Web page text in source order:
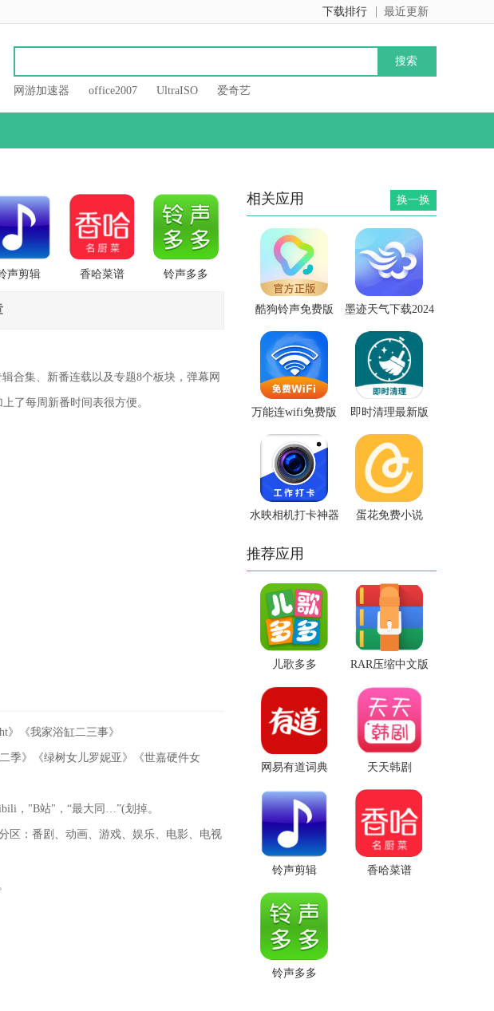
最近更新
下载排行
网游加速器 office2007 UltraISO 爱奇艺
声剪辑 香哈菜谱 铃声多多
合集、新番连载以及专题8个板块，弹幕网
了每周新番时间表很方便。
》《我家浴缸二三事》
季》《绿树女儿罗妮亚》《世嘉硬件女
，"B站"，“最大同…”(划掉。
区：番剧、动画、游戏、娱乐、电影、电视
相关应用 换一换
酷狗铃声免费版
墨迹天气下载2024
年最新版
万能连wifi免费版 即时清理最新版
水映相机打卡神器 蛋花免费小说
推荐应用
儿歌多多 RAR压缩中文版
网易有道词典 天天韩剧
铃声剪辑 香哈菜谱
铃声多多